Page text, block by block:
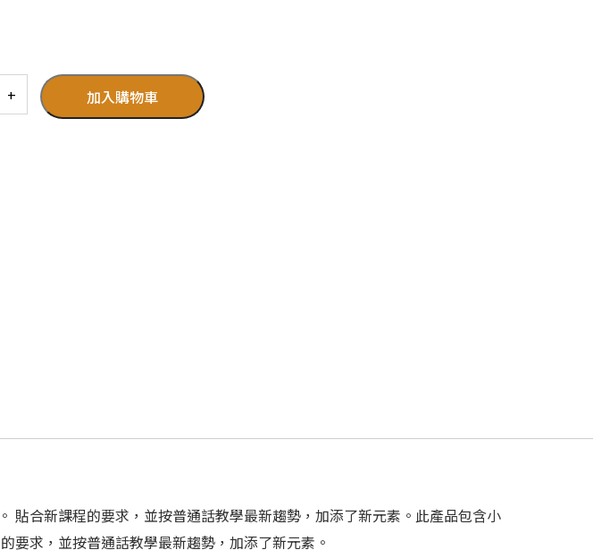
加入購物車
貼合新課程的要求，並按普通話教學最新趨勢，加添了新元素。此產品包含小
要求，並按普通話教學最新趨勢，加添了新元素。